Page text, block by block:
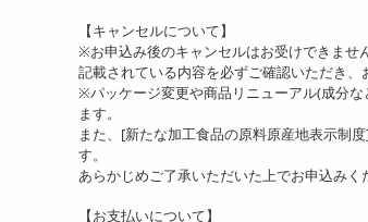
【キャンセルについて】
※お申込み後のキャンセルはお受けできません
記載されている内容を必ずご確認いただき、
※パッケージ変更や商品リニューアル(成分
ます。
また、[新たな加工食品の原料原産地表示制
す。
あらかじめご了承いただいた上でお申込み
【お支払いについて】